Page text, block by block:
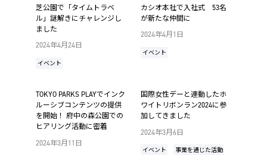
2024年4月24日
イベント
芝公園で「タイムトラベ
ル」謎解きにチャレンジし
ました
2024年4月1日
イベント
カシオ本社で入社式 53名
が新たな仲間に
2024年3月11日
TOKYO PARKS PLAYでインク
ルーシブコンテンツの提供
を開始！ 府中の森公園での
ヒアリング活動に密着
2024年3月6日
イベント 事業を通じた活動
国際女性デーと連動したホ
ワイトリボンラン2024に参
加してきました